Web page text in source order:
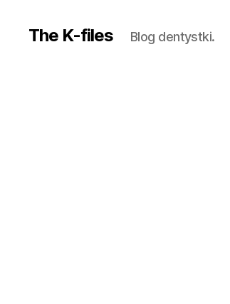
The K-files Blog dentystki.